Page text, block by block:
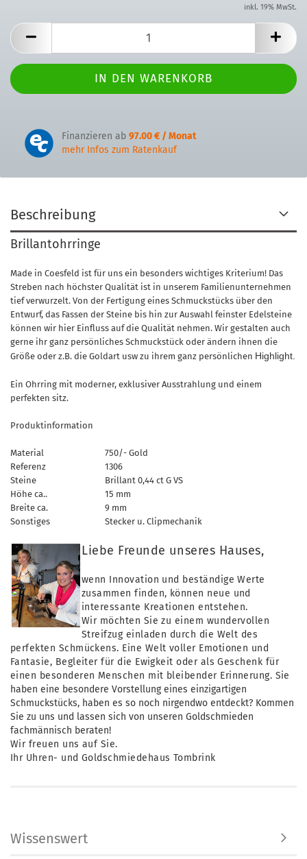
inkl. 19% MwSt.
Finanzieren ab 97.00 € / Monat
mehr Infos zum Ratenkauf
Beschreibung
Brillantohrringe
Made in Coesfeld ist für uns ein besonders wichtiges Kriterium! Das
Streben nach höchster Qualität ist in unserem Familienunternehmen
tief verwurzelt. Von der Fertigung eines Schmuckstücks über den
Entwurf, das Fassen der Steine bis hin zur Auswahl feinster Edelsteine
können wir hier Einfluss auf die Qualität nehmen. Wir gestalten auch
gerne ihr ganz persönliches Schmuckstück oder ändern ihnen die
Größe oder z.B. die Goldart usw zu ihrem ganz persönlichen Highlight.
Ein Ohrring mit moderner, exklusiver Ausstrahlung und einem
perfekten sitz.
Produktinformation
Material
750/- Gold
Referenz
1306
Steine
Brillant 0,44 ct G VS
Höhe ca..
15 mm
Breite ca.
9 mm
Sonstiges
Stecker u. Clipmechanik
Liebe Freunde unseres Hauses,
wenn Innovation und beständige Werte
zusammen finden, können neue und
interessante Kreationen entstehen.
Wir möchten Sie zu einem wundervollen
Streifzug einladen durch die Welt des
perfekten Schmückens. Eine Welt voller Emotionen und
Fantasie, Begleiter für die Ewigkeit oder als Geschenk für
einen besonderen Menschen mit bleibenderErinnerung. Sie
haben eine besondere Vorstellung eines einzigartigen
Schmuckstücks, haben es so noch nirgendwo entdeckt? Kommen
Sie zu uns und lassen sich von unseren Goldschmieden
fachmännisch beraten!
Wir freuen uns auf Sie.
Ihr Uhren- und Goldschmiedehaus Tombrink
Wissenswert